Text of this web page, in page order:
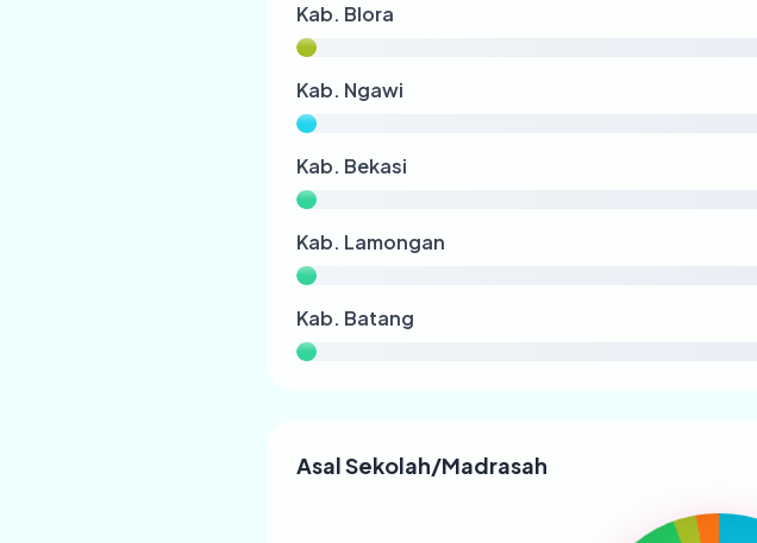
Kab. Blora
Kab. Ngawi
Kab. Bekasi
Kab. Lamongan
Kab. Batang
Asal Sekolah/Madrasah